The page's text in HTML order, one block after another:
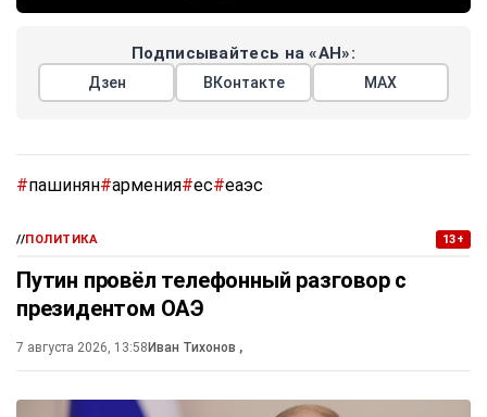
Подписывайтесь на «АН»:
Дзен ВКонтакте МАХ
#пашинян#армения#ес#еаэс
//ПОЛИТИКА 13+
Путин провёл телефонный разговор с
президентом ОАЭ
7 августа 2026, 13:58 Иван Тихонов ,